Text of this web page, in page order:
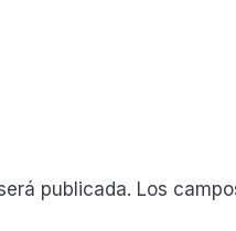
publicada. Los